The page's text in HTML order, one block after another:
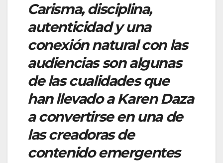
Carisma, disciplina,
autenticidad y una
conexión natural con las
audiencias son algunas
de las cualidades que
han llevado a Karen Daza
a convertirse en una de
las creadoras de
contenido emergentes